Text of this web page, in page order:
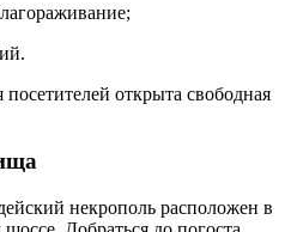
посетителей открыта свободная
некрополь расположен в